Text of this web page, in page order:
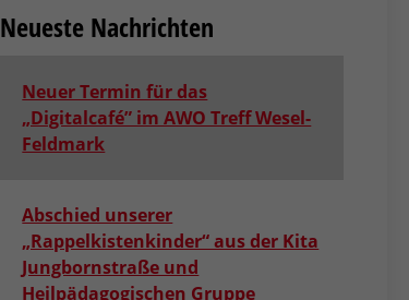
Neueste Nachrichten
Neuer Termin für das
„Digitalcafé” im AWO Treff Wesel-
Feldmark
Abschied unserer
„Rappelkistenkinder“ aus der Kita
Jungbornstraße und
Heilpädagogischen Gruppe